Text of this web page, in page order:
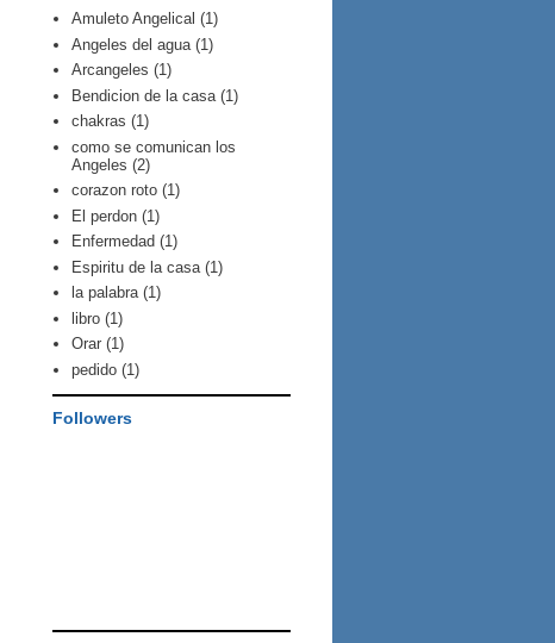
Amuleto Angelical (1)
Angeles del agua (1)
Arcangeles (1)
Bendicion de la casa (1)
chakras (1)
como se comunican los
Angeles (2)
corazon roto (1)
El perdon (1)
Enfermedad (1)
Espiritu de la casa (1)
la palabra (1)
libro (1)
Orar (1)
pedido (1)
Followers